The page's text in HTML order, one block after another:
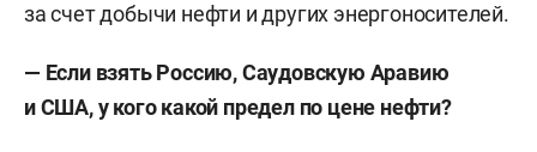
за счет добычи нефти и других энергоносителей.
— Если взять Россию, Саудовскую Аравию
и США, у кого какой предел по цене нефти?